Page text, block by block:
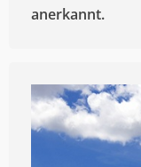
anerkannt.